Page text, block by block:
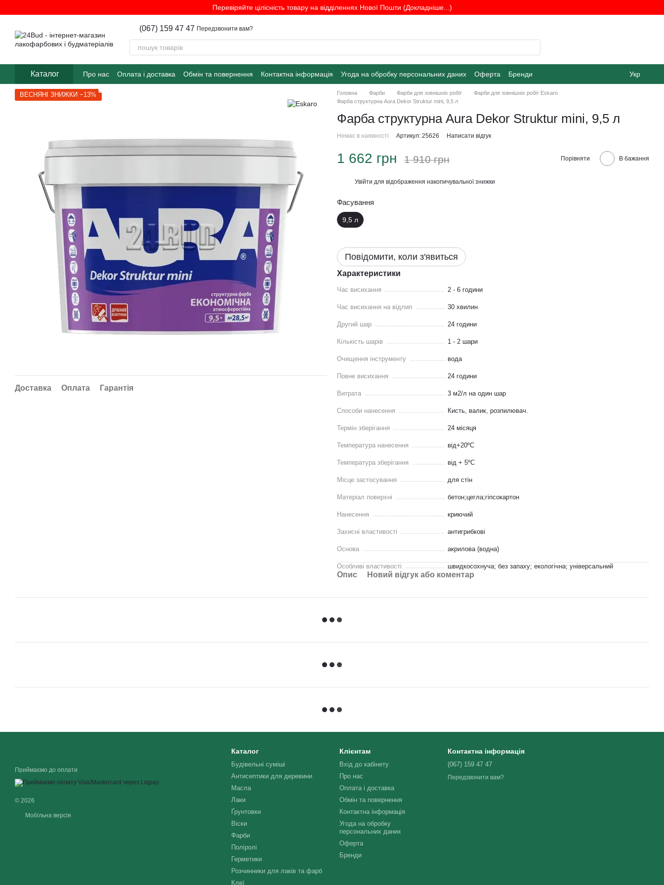
Перевіряйте цілісність товару на відділеннях Нової Пошти (Докладніше...)
(067) 159 47 47 Передзвонити вам?
Каталог Про нас Оплата і доставка Обмін та повернення Контактна інформація Угода на обробку персональних даних Оферта Бренди Укр
ВЕСНЯНІ ЗНИЖКИ −13%
Доставка Оплата Гарантія
Головна Фарби Фарби для зовнішніх робіт
Фарби для зовнішніх робіт Eskaro
Фарба структурна Aura Dekor Struktur mini, 9,5 л
Фарба структурна Aura Dekor Struktur mini, 9,5 л
Немає в наявності Артикул: 25626 Написати відгук
1 662 грн 1 910 грн Порівняти В бажання
Увійти для відображення накопичувальної знижки
Фасування
9,5 л
Повідомити, коли з'явиться
Характеристики
Час висихання 2 - 6 години
Час висихання на відлип 30 хвилин
Другий шар 24 години
Кількість шарів 1 - 2 шари
Очищення інструменту вода
Повне висихання 24 години
Витрата 3 м2/л на один шар
Способи нанесення Кисть, валик, розпилювач.
Термін зберігання 24 місяця
Температура нанесення від+20ºС
Температура зберігання від + 5ºС
Місце застосування для стін
Матеріал поверхні бетон;цегла;гіпсокартон
Нанесення криючий
Захисні властивості антигрибкові
Основа акрилова (водна)
Особливі властивості швидкосохнуча; без запаху; екологічна; універсальний
Опис Новий відгук або коментар
Приймаємо до оплати
© 2026
Мобільна версія
Каталог
Будівельні суміші
Антисептики для деревини
Масла
Лаки
Ґрунтовки
Віски
Фарби
Поліролі
Герметики
Розчинники для лаків та фарб
Клеї
Клієнтам
Вхід до кабінету
Про нас
Оплата і доставка
Обмін та повернення
Контактна інформація
Угода на обробку
персональних даних
Оферта
Бренди
Контактна інформація
(067) 159 47 47
Передзвонити вам?